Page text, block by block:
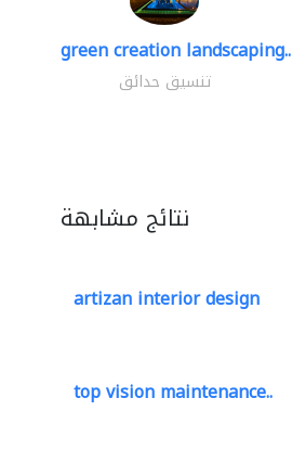
green creation landscaping..
تنسيق حدائق
نتائج مشابهة
artizan interior design
top vision maintenance..